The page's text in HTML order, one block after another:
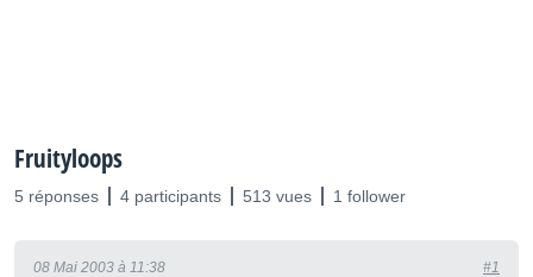
Fruityloops
5 réponses 4 participants 513 vues 1 follower
08 Mai 2003 à 11:38 #1